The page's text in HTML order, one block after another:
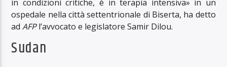
in condizioni critiche, è in terapia intensiva» in un
ospedale nella città settentrionale di Biserta, ha detto
adAFPl’avvocato e legislatore Samir Dilou.
Sudan